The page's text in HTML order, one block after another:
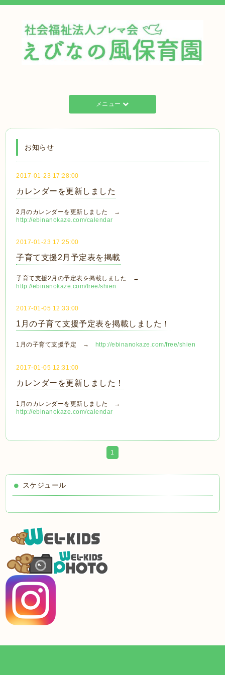
メニュー
お知らせ
2017-01-23 17:28:00
カレンダーを更新しました
2月のカレンダーを更新しました →
http://ebinanokaze.com/calendar
2017-01-23 17:25:00
子育て支援2月予定表を掲載
子育て支援2月の予定表を掲載しました →
http://ebinanokaze.com/free/shien
2017-01-05 12:33:00
1月の子育て支援予定表を掲載しました！
1月の子育て支援予定 → http://ebinanokaze.com/free/shien
2017-01-05 12:31:00
カレンダーを更新しました！
1月のカレンダーを更新しました →
http://ebinanokaze.com/calendar
1
スケジュール